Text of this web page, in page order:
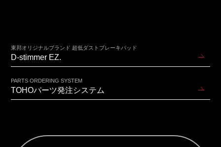
東邦オリジナルブランド 超低ダストブレーキパッド
D-stimmer EZ.
PARTS ORDERING SYSTEM
TOHOパーツ発注システム